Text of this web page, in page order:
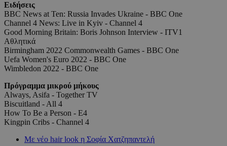
Ειδήσεις
BBC News at Ten: Russia Invades Ukraine - BBC One
Channel 4 News: Live in Kyiv - Channel 4
Good Morning Britain: Boris Johnson Interview - ITV1
Αθλητικά
Birmingham 2022 Commonwealth Games - BBC One
Uefa Women's Euro 2022 - BBC One
Wimbledon 2022 - BBC One
Πρόγραμμα μικρού μήκους
Always, Asifa - Together TV
Biscuitland - All 4
How To Be a Person - E4
Kingpin Cribs - Channel 4
Με νέο hair look η Σοφία Χατζηπαντελή